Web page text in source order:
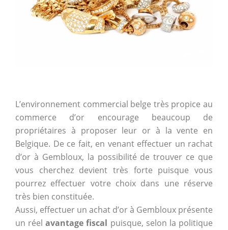
L’environnement commercial belge très propice au
commerce d’or encourage beaucoup de
propriétaires à proposer leur or à la vente en
Belgique. De ce fait, en venant effectuer un rachat
d’or à Gembloux, la possibilité de trouver ce que
vous cherchez devient très forte puisque vous
pourrez effectuer votre choix dans une réserve
très bien constituée.
Aussi, effectuer un achat d’or à Gembloux présente
un réelavantage fiscal puisque, selon la politique